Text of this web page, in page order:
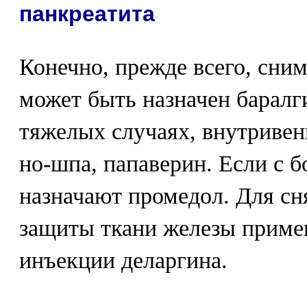
панкреатита
Конечно, прежде всего,
может быть назначен
тяжелых случаях,
но-шпа, папаверин. Если с
назначают промедол. Для
защиты ткани железы
инъекции деларгина.